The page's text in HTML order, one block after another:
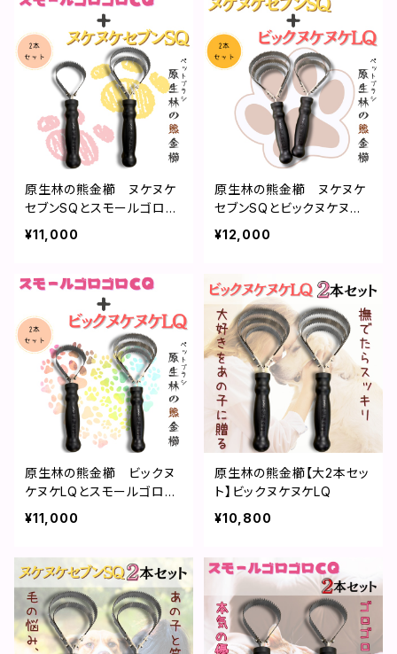
原生林の熊金櫛 ヌケヌケ
セブンSQとスモールゴロゴ
ロCQのセット
¥11,000
原生林の熊金櫛 ヌケヌケ
セブンSQとビックヌケヌケL
Qの2本セット
¥12,000
原生林の熊金櫛 ビックヌ
ケヌケLQとスモールゴロゴ
ロCQの2本セット
¥11,000
原生林の熊金櫛【大2本セッ
ト】ビックヌケヌケLQ
¥10,800